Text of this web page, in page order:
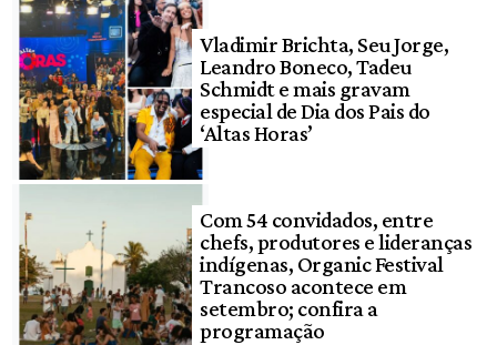
Vladimir Brichta, Seu Jorge,
Leandro Boneco, Tadeu
Schmidt e mais gravam
especial de Dia dos Pais do
‘Altas Horas’
Com 54 convidados, entre
chefs, produtores e lideranças
indígenas, Organic Festival
Trancoso acontece em
setembro; confira a
programação